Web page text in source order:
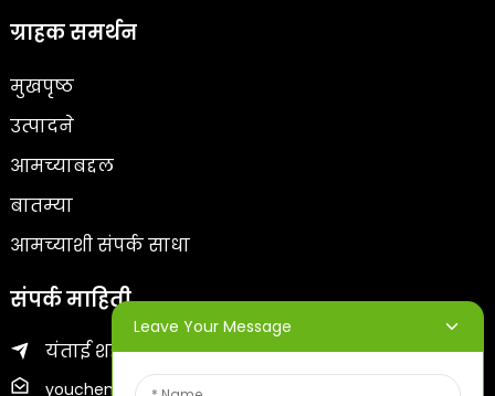
ग्राहक समर्थन
मुखपृष्ठ
उत्पादने
आमच्याबद्दल
बातम्या
आमच्याशी संपर्क साधा
संपर्क माहिती
यंताई शहराचा झिफू जिल्हा
youcheng@ytscreenprinter.com
Leave Your Message